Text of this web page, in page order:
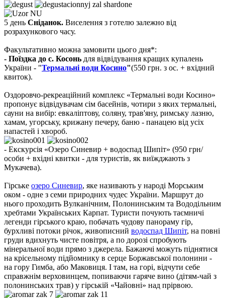
5 день Сніданок. Виселення з готелю залежно від
розрахункового часу.
Факультативно можна замовити цього дня*:
- Поїздка до с. Косонь для відвідування кращих купалень
України - "Термальні води Косино"(550 грн. з ос. + вхідний
квиток).
Оздоровчо-рекреаційний комплекс «Термальні води Косино»
пропонує відвідувачам сім басейнів, чотири з яких термальні,
сауни на вибір: евкаліптову, соляну, трав'яну, римську лазню,
хамам, угорську, крижану печеру, баню - панацею від усіх
напастей і хвороб.
- Екскурсія «Озеро Синевир + водоспад Шипіт» (950 грн/
особи + вхідні квитки - для туристів, як виїжджають з
Мукачева).
Гірське озеро Синевир, яке називають у народі Морським
оком - одне з семи природних чудес України. Маршрут до
нього проходить Вулканічним, Полонинським та Вододільним
хребтами Українських Карпат. Туристи почують таємничі
легенди гірського краю, побачать чудову панораму гір,
бурхливі потоки річок, живописний водоспад Шипіт, на повні
груди вдихнуть чисте повітря, а по дорозі спробують
мінеральної води прямо з джерела. Бажаючі можуть піднятися
на крісельному підйомнику в серце Боржавської полонини -
на гору Гимба, або Маковиця. І там, на горі, відчути себе
справжнім верховинцем, попиваючи гаряче вино (дітям-чай з
полонинських трав) у гірській «Чайовні» над прірвою.